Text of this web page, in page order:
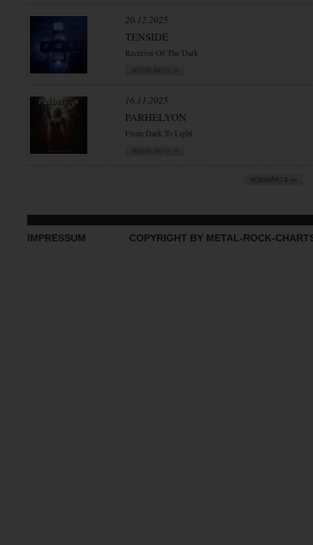
20.12.2025
TENSIDE
Receiver Of The Dark
16.11.2025
PARHELYON
From Dark To Light
IMPRESSUM COPYRIGHT BY METAL-ROCK-